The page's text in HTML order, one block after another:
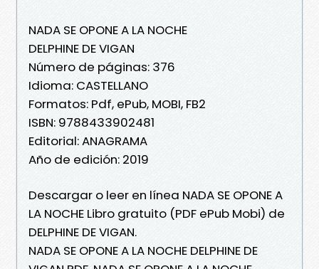
NADA SE OPONE A LA NOCHE
DELPHINE DE VIGAN
Número de páginas: 376
Idioma: CASTELLANO
Formatos: Pdf, ePub, MOBI, FB2
ISBN: 9788433902481
Editorial: ANAGRAMA
Año de edición: 2019
Descargar o leer en línea NADA SE OPONE A
LA NOCHE Libro gratuito (PDF ePub Mobi) de
DELPHINE DE VIGAN.
NADA SE OPONE A LA NOCHE DELPHINE DE